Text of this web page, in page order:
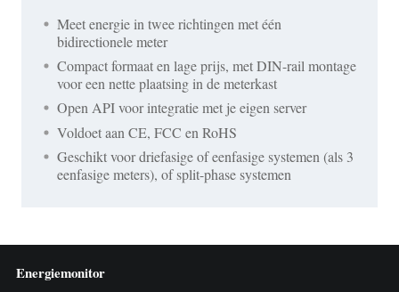
Meet energie in twee richtingen met één
bidirectionele meter
Compact formaat en lage prijs, met DIN-rail montage
voor een nette plaatsing in de meterkast
Open API voor integratie met je eigen server
Voldoet aan CE, FCC en RoHS
Geschikt voor driefasige of eenfasige systemen (als 3
eenfasige meters), of split-phase systemen
Energiemonitor